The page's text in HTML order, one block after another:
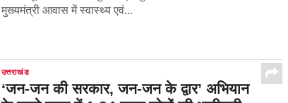
मुख्यमंत्री आवास में स्वास्थ्य एवं...
उत्तराखंड
‘जन-जन की सरकार, जन-जन के द्वार’ अभियान